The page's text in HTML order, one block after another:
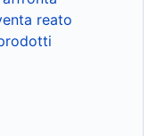
reato